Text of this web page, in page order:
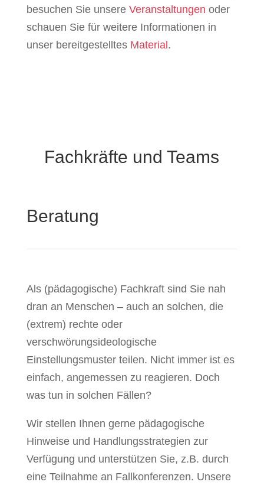
besuchen Sie unsere Veranstaltungen oder
schauen Sie für weitere Informationen in
unser bereitgestelltes Material .
Fachkräfte und Teams
Beratung
Als (pädagogische) Fachkraft sind Sie nah
dran an Menschen – auch an solchen, die
(extrem) rechte oder
verschwörungsideologische
Einstellungsmuster teilen. Nicht immer ist es
einfach, angemessen zu reagieren. Doch
was tun in solchen Fällen?
Wir stellen Ihnen gerne pädagogische
Hinweise und Handlungsstrategien zur
Verfügung und unterstützen Sie, z.B. durch
eine Teilnahme an Fallkonferenzen. Unsere